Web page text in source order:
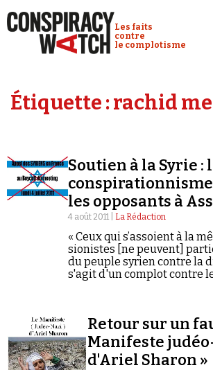
Conspiracy Watch :
Les faits
contre
le complotisme
Analyses
Vidéos
Émissions
Revues de presse
Étiquette :rachid
Soutien à la Syrie :
les opposants à
4 août 2011 | La Rédaction
« Ceux qui s’assoient à la
sionistes [ne peuvent]
du peuple syrien contre la
s'agit d'un complot contre
Retour sur un
Manifeste
d'Ariel Sharon »